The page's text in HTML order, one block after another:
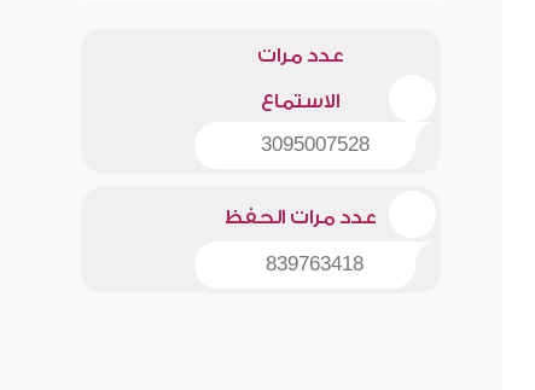
عدد مرات
الاستماع
3095007528
عدد مرات الحفظ
839763418